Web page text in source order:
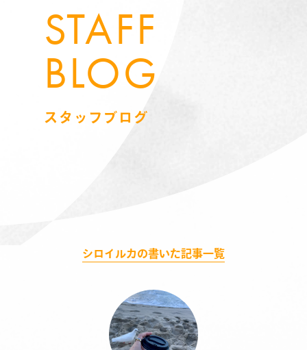
STAFF
BLOG
スタッフブログ
シロイルカの書いた記事一覧